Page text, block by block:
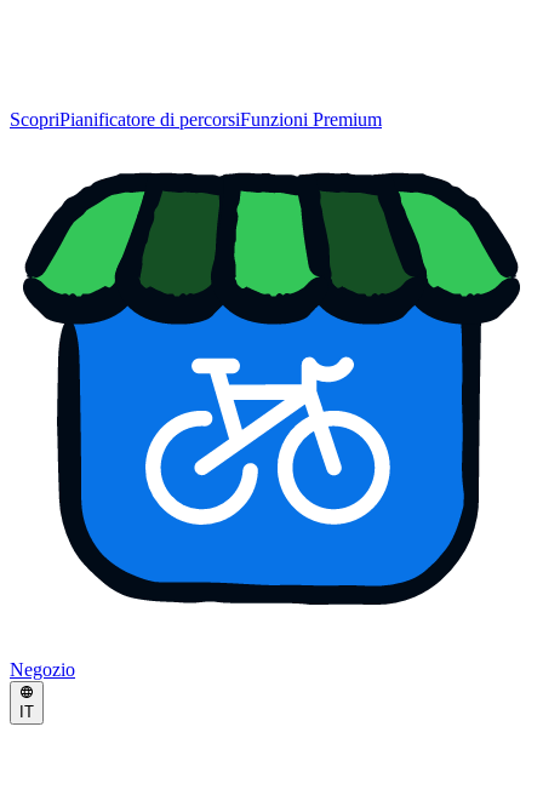
ScopriPianificatore di percorsiFunzioni Premium
Negozio
IT